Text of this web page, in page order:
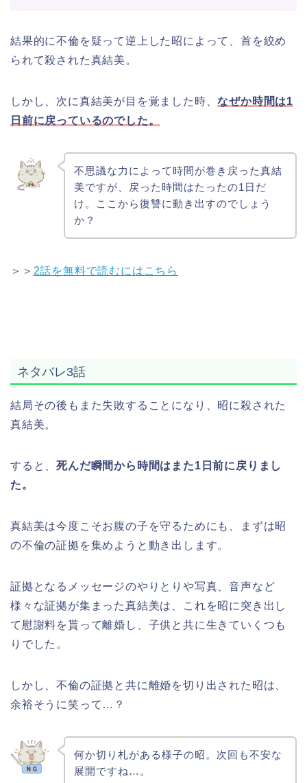
結果的に不倫を疑って逆上した昭によって、首を絞め
られて殺された真結美。
しかし、次に真結美が目を覚ました時、なぜか時間は1
日前に戻っているのでした。
不思議な力によって時間が巻き戻った真結
美ですが、戻った時間はたったの1日だ
け。ここから復讐に動き出すのでしょう
か？
＞＞ 2話を無料で読むにはこちら
ネタバレ3話
結局その後もまた失敗することになり、昭に殺された
真結美。
すると、死んだ瞬間から時間はまた1日前に戻りまし
た。
真結美は今度こそお腹の子を守るためにも、まずは昭
の不倫の証拠を集めようと動き出します。
証拠となるメッセージのやりとりや写真、音声など
様々な証拠が集まった真結美は、これを昭に突き出し
て慰謝料を貰って離婚し、子供と共に生きていくつも
りでした。
しかし、不倫の証拠と共に離婚を切り出された昭は、
余裕そうに笑って…？
何か切り札がある様子の昭。次回も不安な
展開ですね…。